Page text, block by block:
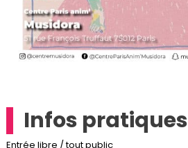
Infos pratiques
Entrée libre / tout public